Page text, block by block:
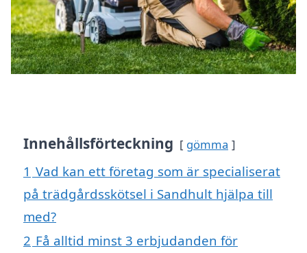
Innehållsförteckning gömma
1 Vad kan ett företag som är specialiserat
på trädgårdsskötsel i Sandhult hjälpa till
med?
2 Få alltid minst 3 erbjudanden för